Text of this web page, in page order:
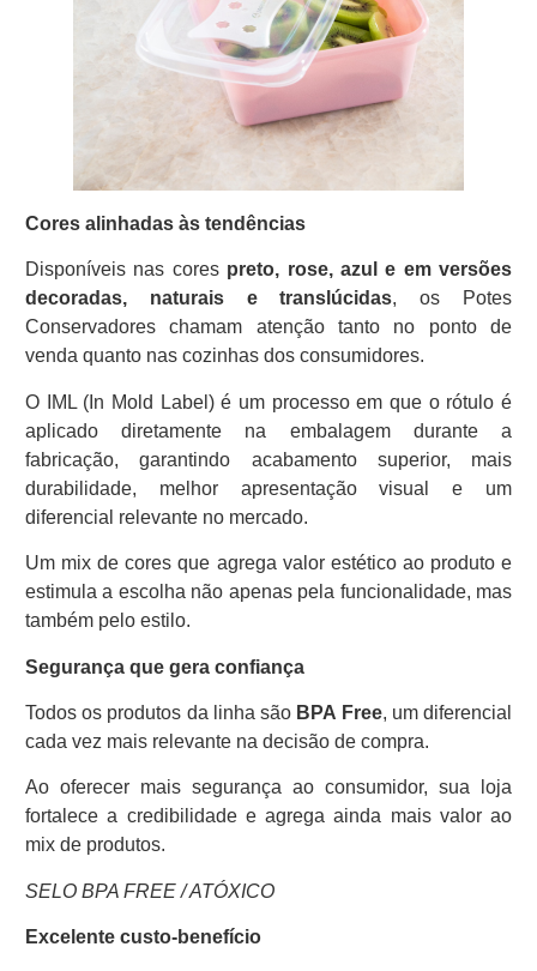
Cores alinhadas às tendências
Disponíveis nas cores preto, rose, azul e em versões
decoradas, naturais e translúcidas, os Potes
Conservadores chamam atenção tanto no ponto de
venda quanto nas cozinhas dos consumidores.
O IML (In Mold Label) é um processo em que o rótulo é
aplicado diretamente na embalagem durante a
fabricação, garantindo acabamento superior, mais
durabilidade, melhor apresentação visual e um
diferencial relevante no mercado.
Um mix de cores que agrega valor estético ao produto e
estimula a escolha não apenas pela funcionalidade, mas
também pelo estilo.
Segurança que gera confiança
Todos os produtos da linha são BPA Free, um diferencial
cada vez mais relevante na decisão de compra.
Ao oferecer mais segurança ao consumidor, sua loja
fortalece a credibilidade e agrega ainda mais valor ao
mix de produtos.
SELO BPA FREE / ATÓXICO
Excelente custo-benefício